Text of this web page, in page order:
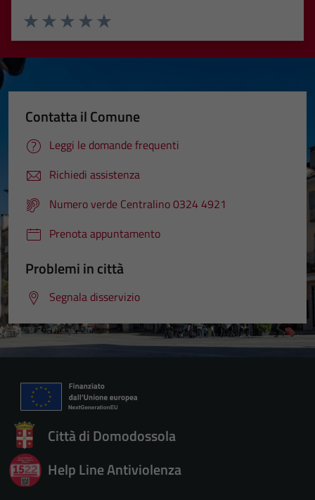
Valuta 5 stelle su 5
Valuta 4 stelle su 5
Valuta 3 stelle su 5
Valuta 2 stelle su 5
Valuta 1 stelle su 5
Contatta il Comune
Leggi le domande frequenti
Richiedi assistenza
Numero verde Centralino 0324 4921
Prenota appuntamento
Problemi in città
Segnala disservizio
Città di Domodossola
Help Line Antiviolenza